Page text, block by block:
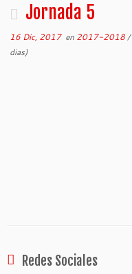
Jornada 5
16 Dic, 2017en 2017-2018/
dias)
Redes Sociales